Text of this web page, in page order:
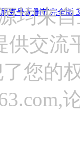
均来
供交流
您的